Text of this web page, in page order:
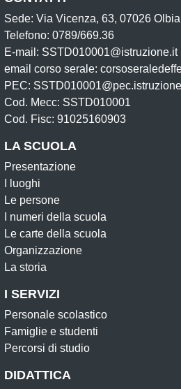
Sede: Via Vicenza, 63, 07026
Telefono: 0789/669.36
E-mail: SSTD010001@istruzione.it
email corso serale:
PEC:
Cod. Mecc: SSTD010001
Cod. Fisc: 91025160903
LA SCUOLA
Presentazione
I luoghi
Le persone
I numeri della scuola
Le carte della scuola
Organizzazione
La storia
I SERVIZI
Personale scolastico
Famiglie e studenti
Percorsi di studio
DIDATTICA